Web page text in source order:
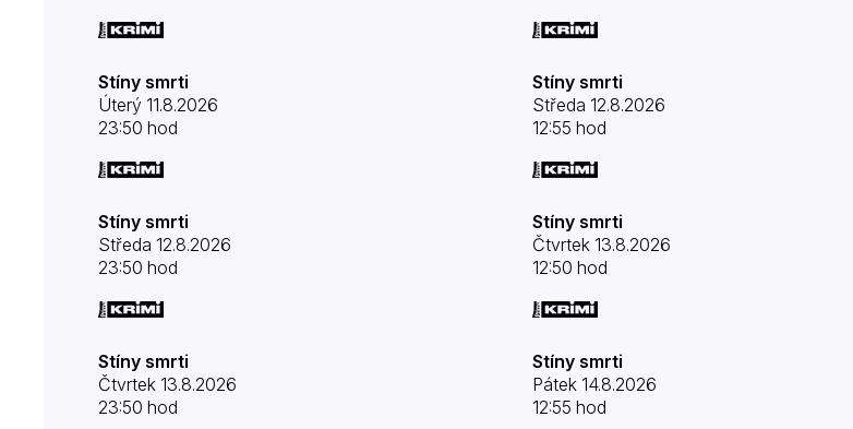
Stíny smrti
Úterý 11.8.2026
23:50 hod
Stíny smrti
Středa 12.8.2026
12:55 hod
Stíny smrti
Středa 12.8.2026
23:50 hod
Stíny smrti
Čtvrtek 13.8.2026
12:50 hod
Stíny smrti
Čtvrtek 13.8.2026
23:50 hod
Stíny smrti
Pátek 14.8.2026
12:55 hod